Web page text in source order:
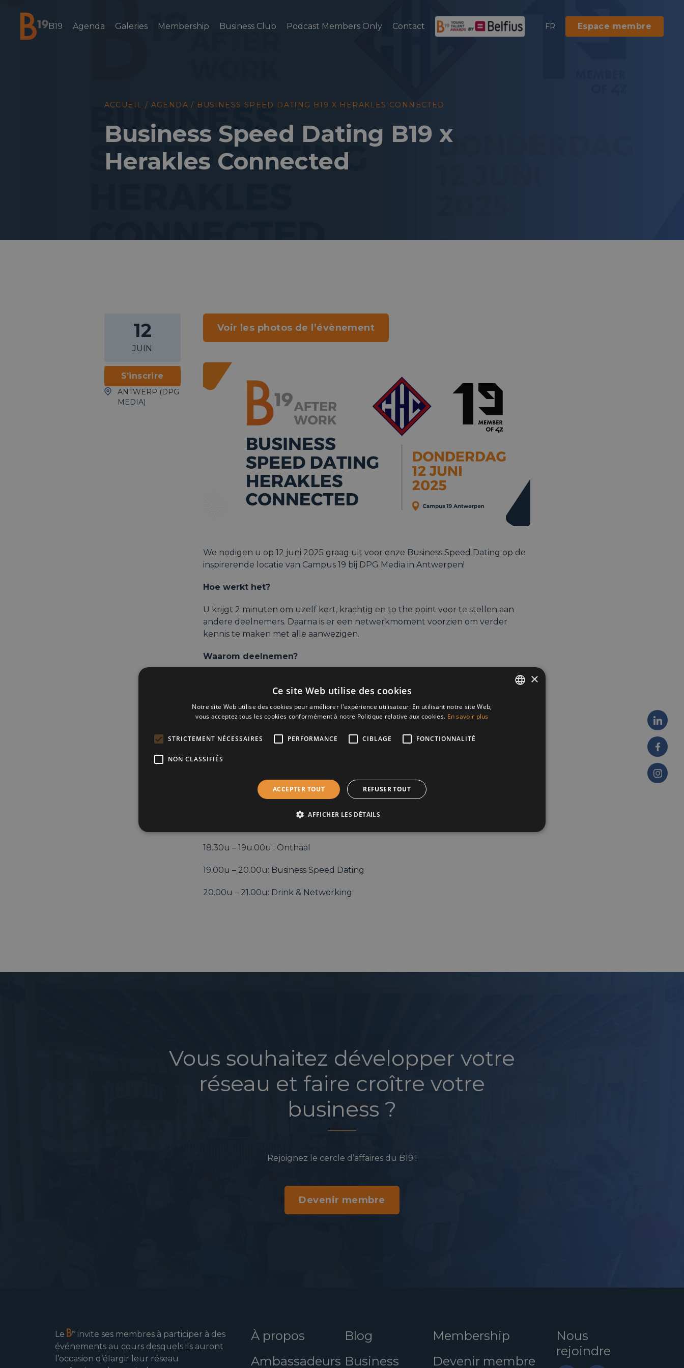
National Business Club & Networking
B19 Agenda Galeries Membership Business Club Podcast Members Only Contact FR Espace membre
ACCUEIL / AGENDA / BUSINESS SPEED DATING B19 X HERAKLES CONNECTED
Business Speed Dating B19 x
Herakles Connected
12
JUIN
S’inscrire
ANTWERP (DPG
MEDIA)
Voir les photos de l’évènement
We nodigen u op 12 juni 2025 graag uit voor onze Business Speed Dating op de
inspirerende locatie van Campus 19 bij DPG Media in Antwerpen!
Hoe werkt het?
U krijgt 2 minuten om uzelf kort, krachtig en to the point voor te stellen aan
andere deelnemers. Daarna is er een netwerkmoment voorzien om verder
kennis te maken met alle aanwezigen.
Waarom deelnemen?
Verfijn uw pitch en maak een sterke indruk.
Geniet van een inspirerende avond vol energie, ideeën en nieuwe
ontmoetingen.
Dit is dé kans om in een ontspannen sfeer nieuwe mensen te leren
kennen.
18.30u – 19u.00u : Onthaal
19.00u – 20.00u: Business Speed Dating
20.00u – 21.00u: Drink & Networking
Vous souhaitez développer votre
réseau et faire croître votre
business ?
Rejoignez le cercle d’affaires du B19 !
Devenir membre
Le
invite ses membres à participer à des
événements au cours desquels ils auront
l’occasion d’élargir leur réseau
À propos
Ambassadeurs
Blog
Business
Membership
Devenir membre
Nous
rejoindre
×
Ce site Web utilise des cookies
Notre site Web utilise des cookies pour améliorer l'expérience utilisateur. En utilisant notre site Web,
vous acceptez tous les cookies conformément à notre Politique relative aux cookies. En savoir plus
STRICTEMENT NÉCESSAIRES PERFORMANCE CIBLAGE FONCTIONNALITÉ
NON CLASSIFIÉS
ACCEPTER TOUT REFUSER TOUT
AFFICHER LES DÉTAILS